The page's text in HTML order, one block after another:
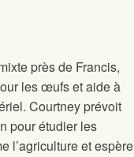
près de Francis,
les œufs et aide à
Courtney prévoit
pour étudier les
l’agriculture et espère